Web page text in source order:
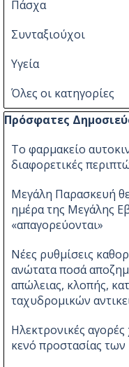
Πάσχα
Συνταξιούχοι
Υγεία
Όλες οι κατηγορίες
Παράλειψη μπλόκ
Πρόσφατες
Το φαρμακείο
διαφορετικές
Μεγάλη Παρασκευή
ημέρα της Μεγάλης
«απαγορεύονται»
Νέες ρυθμίσεις
ανώτατα ποσά
απώλειας, κλοπής,
ταχυδρομικών
Ηλεκτρονικές
κενό προστασίας